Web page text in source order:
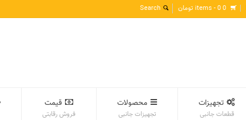
0 items -
0 تومان
تجهیزات
قطعات جانبی
محصولات
تجهیزات جانبی
قیمت
فروش رقابتی